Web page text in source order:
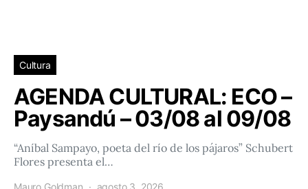
Cultura
AGENDA CULTURAL: ECO –
Paysandú – 03/08 al 09/08
“Aníbal Sampayo, poeta del río de los pájaros” Schubert
Flores presenta el…